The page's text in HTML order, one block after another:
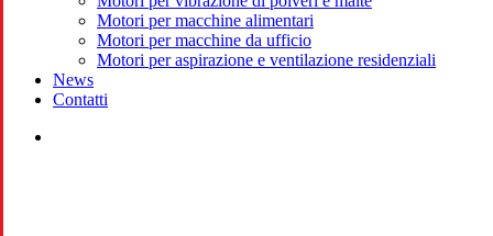
Motori per macchine alimentari
Motori per macchine da ufficio
Motori per aspirazione e ventilazione residenziali
News
Contatti